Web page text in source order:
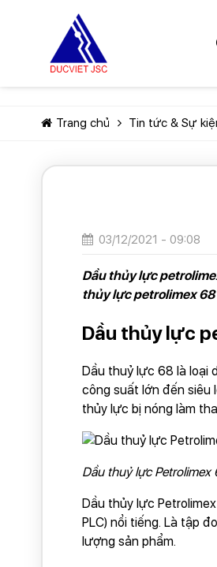
Trang chủ Tin tức & Sự
03/12/2021 - 09:08
Dầu thủy lực
thủy lực petrolimex 68
Dầu thủy lực
Dầu thuỷ lực 68 là loại
công suất lớn đến siêu
thủy lực bị nóng làm
Dầu thuỷ lực
Dầu thủy lực
PLC) nổi tiếng. Là tập
lượng sản phẩm.